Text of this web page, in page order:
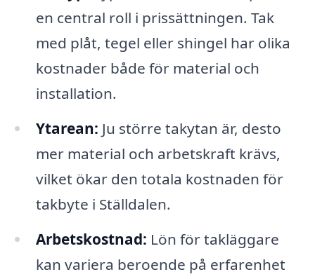
en central roll i prissättningen. Tak
med plåt, tegel eller shingel har olika
kostnader både för material och
installation.
Ytarean: Ju större takytan är, desto
mer material och arbetskraft krävs,
vilket ökar den totala kostnaden för
takbyte i Ställdalen.
Arbetskostnad: Lön för takläggare
kan variera beroende på erfarenhet